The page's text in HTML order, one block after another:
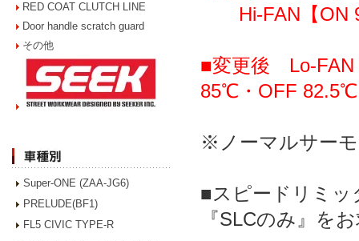
RED COAT CLUTCH LINE
Door handle scratch guard
その他
Super-ONE (ZAA-JG6)
PRELUDE(BF1)
FL5 CIVIC TYPE-R
Hi-FAN【ON
■変更後 Lo-
85℃・OFF
※ノーマルサー
■スピードリミッ
『SLCのみ』を